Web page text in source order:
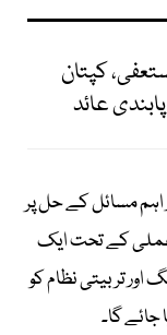
کپتان
اہم مسائل کے حل پر
کے تحت ایک
اور تربیتی نظام کو
جائے گا۔